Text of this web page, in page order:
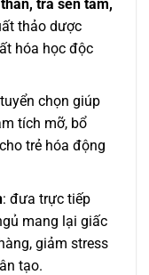
trà sen tâm,
thảo dược
hóa học độc
chọn giúp
tích mỡ, bổ
trẻ hóa động
: đưa trực tiếp
mang lại giấc
giảm stress
tạo.